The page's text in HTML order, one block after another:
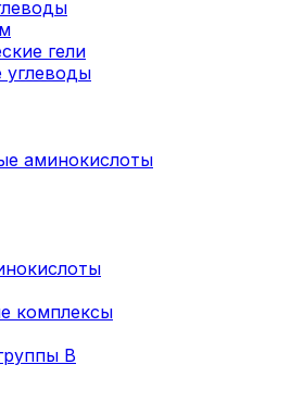
гели
аминокислоты
комплексы
В